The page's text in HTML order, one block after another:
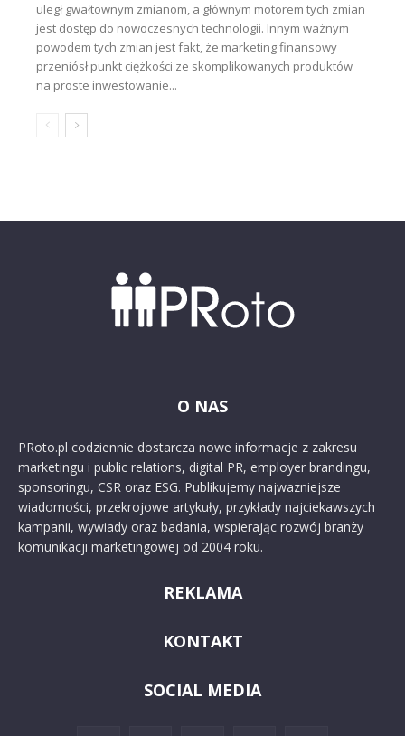
uległ gwałtownym zmianom, a głównym motorem tych zmian
jest dostęp do nowoczesnych technologii. Innym ważnym
powodem tych zmian jest fakt, że marketing finansowy
przeniósł punkt ciężkości ze skomplikowanych produktów
na proste inwestowanie...
O NAS
PRoto.pl codziennie dostarcza nowe informacje z zakresu
marketingu i public relations, digital PR, employer brandingu,
sponsoringu, CSR oraz ESG. Publikujemy najważniejsze
wiadomości, przekrojowe artykuły, przykłady najciekawszych
kampanii, wywiady oraz badania, wspierając rozwój branży
komunikacji marketingowej od 2004 roku.
REKLAMA
KONTAKT
SOCIAL MEDIA